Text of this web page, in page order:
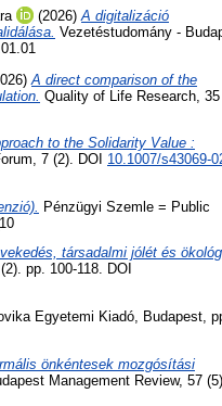
(2026)A digitalizáció
Vezetéstudomány -
A direct comparison of the
Quality of Life Research, 35
to the Solidarity Value :
7 (2). DOI 10.1007/s43069-
Pénzügyi Szemle = Public
társadalmi jólét és
pp. 100-118. DOI
Egyetemi Kiadó, Budapest,
önkéntesek mozgósítási
Management Review, 57